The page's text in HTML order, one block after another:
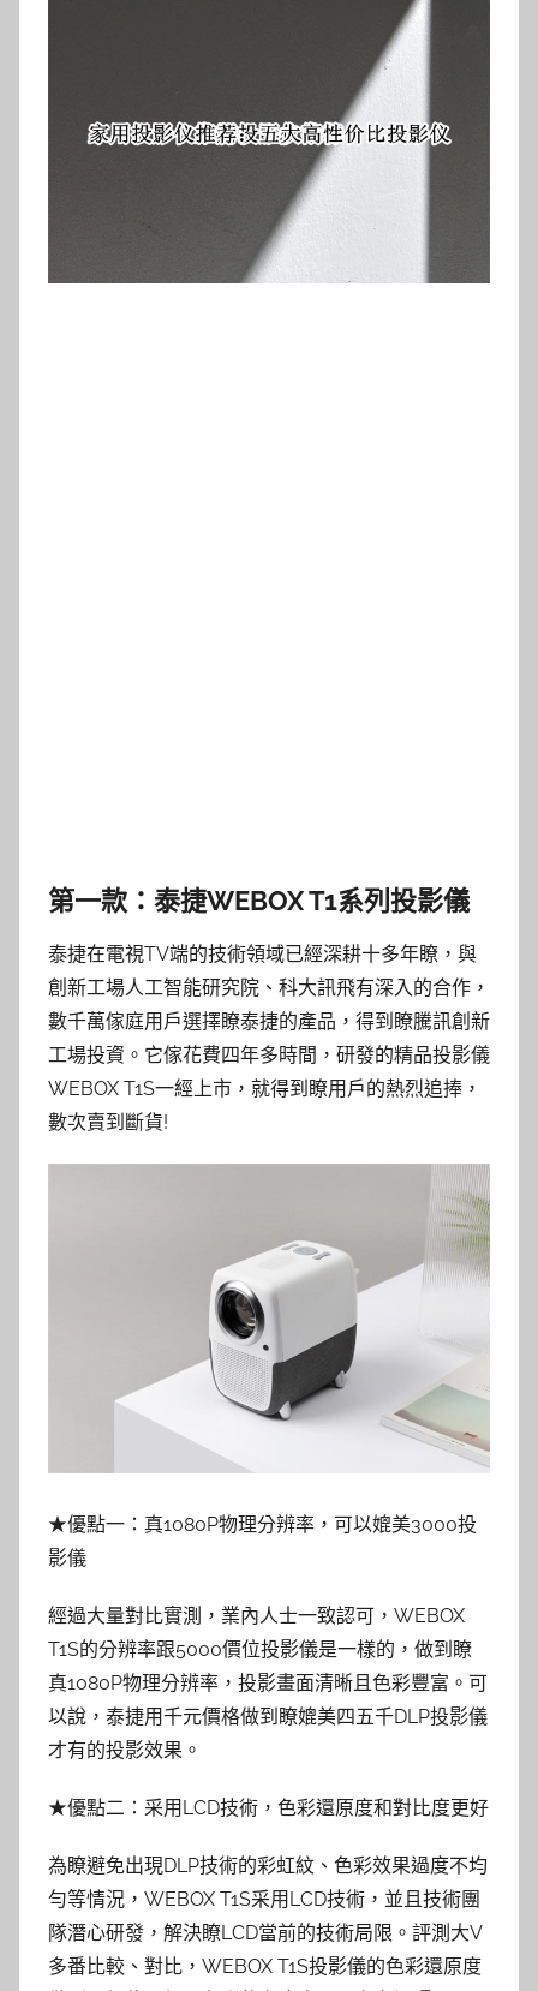
第一款：泰捷WEBOX T1系列投影儀
泰捷在電視TV端的技術領域已經深耕十多年瞭，與
創新工場人工智能研究院、科大訊飛有深入的合作，
數千萬傢庭用戶選擇瞭泰捷的產品，得到瞭騰訊創新
工場投資。它傢花費四年多時間，研發的精品投影儀
WEBOX T1S一經上市，就得到瞭用戶的熱烈追捧，
數次賣到斷貨!
★優點一：真1080P物理分辨率，可以媲美3000投
影儀
經過大量對比實測，業內人士一致認可，WEBOX
T1S的分辨率跟5000價位投影儀是一樣的，做到瞭
真1080P物理分辨率，投影畫面清晰且色彩豐富。可
以說，泰捷用千元價格做到瞭媲美四五千DLP投影儀
才有的投影效果。
★優點二：采用LCD技術，色彩還原度和對比度更好
為瞭避免出現DLP技術的彩虹紋、色彩效果過度不均
勻等情況，WEBOX T1S采用LCD技術，並且技術團
隊潛心研發，解決瞭LCD當前的技術局限。評測大V
多番比較、對比，WEBOX T1S投影儀的色彩還原度